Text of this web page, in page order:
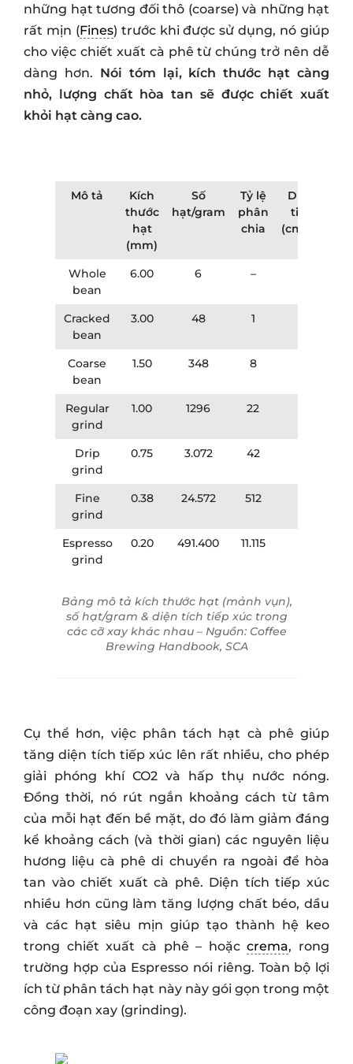
những hạt tương đối thô (coarse) và những hạt
rất mịn (Fines) trước khi được sử dụng, nó giúp
cho việc chiết xuất cà phê từ chúng trở nên dễ
dàng hơn. Nói tóm lại, kích thước hạt càng
nhỏ, lượng chất hòa tan sẽ được chiết xuất
khỏi hạt càng cao.
Mô tả
Kích
thước
hạt
(mm)
Số
hạt/gram
Tỷ lệ
phân
chia
Diện tích
tiếp xúc
(cm2/gram)
Whole
bean
6.00 6 –
Cracked
bean
3.00 48 1
Coarse
bean
1.50 348 8
Regular
grind
1.00 1296 22
Drip
grind
0.75 3.072 42
Fine
grind
0.38 24.572 512
Espresso
grind
0.20 491.400 11.115
Bảng mô tả kích thước hạt (mảnh vụn),
số hạt/gram & diện tích tiếp xúc trong
các cỡ xay khác nhau – Nguồn: Coffee
Brewing Handbook, SCA
Cụ thể hơn, việc phân tách hạt cà phê giúp
tăng diện tích tiếp xúc lên rất nhiều, cho phép
giải phóng khí CO2 và hấp thụ nước nóng.
Đồng thời, nó rút ngắn khoảng cách từ tâm
của mỗi hạt đến bề mặt, do đó làm giảm đáng
kể khoảng cách (và thời gian) các nguyên liệu
hương liệu cà phê di chuyển ra ngoài để hòa
tan vào chiết xuất cà phê. Diện tích tiếp xúc
nhiều hơn cũng làm tăng lượng chất béo, dầu
và các hạt siêu mịn giúp tạo thành hệ keo
trong chiết xuất cà phê – hoặccrema, rong
trường hợp của Espresso nói riêng. Toàn bộ lợi
ích từ phân tách hạt này này gói gọn trong một
công đoạn xay (grinding).